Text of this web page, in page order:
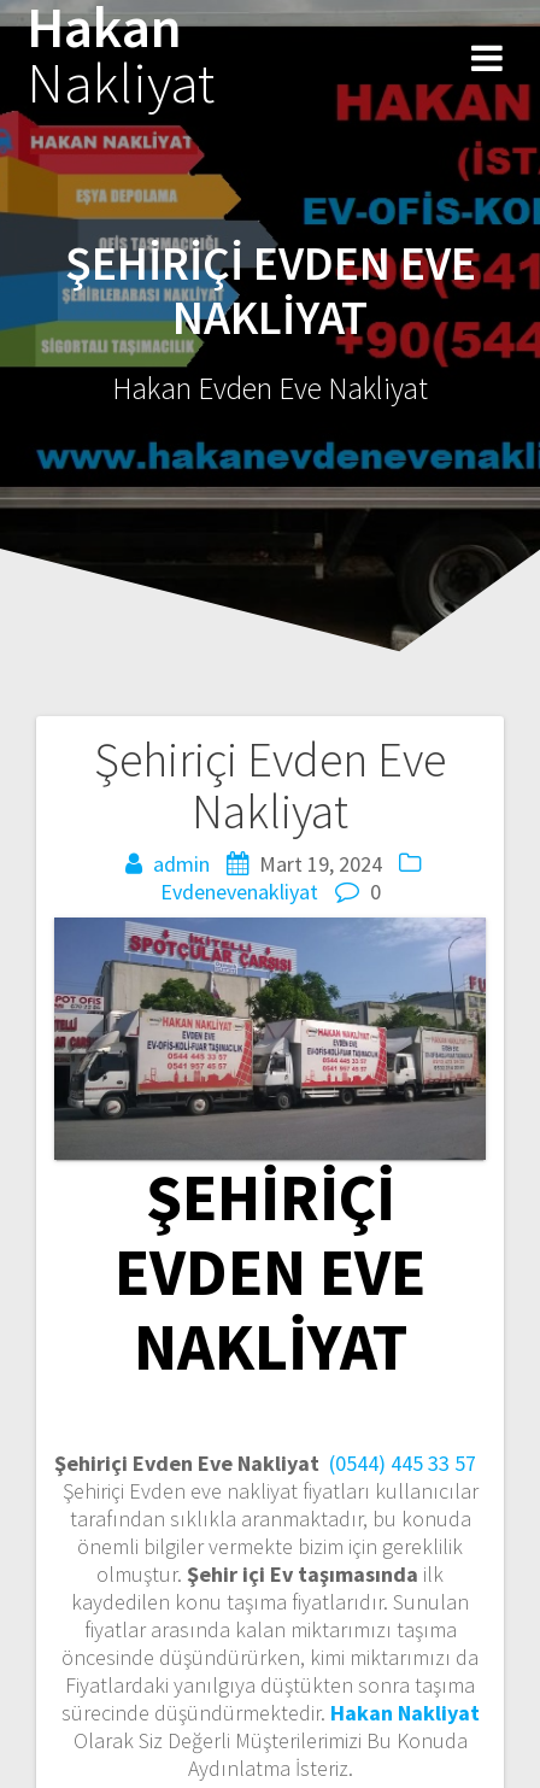
Skip
Hakan
Nakliyat
ŞEHIRIÇI EVDEN EVE
NAKLIYAT
Hakan Evden Eve Nakliyat
Şehiriçi Evden Eve
Nakliyat
admin
Mart 19, 2024
Evdenevenakliyat
0
ŞEHİRİÇİ
EVDEN EVE
NAKLİYAT
Şehiriçi Evden Eve Nakliyat (0544) 445 33 57
Şehiriçi Evden eve nakliyat fiyatları kullanıcılar
tarafından sıklıkla aranmaktadır, bu konuda
önemli bilgiler vermekte bizim için gereklilik
olmuştur. Şehir içi Ev taşımasında ilk
kaydedilen konu taşıma fiyatlarıdır. Sunulan
fiyatlar arasında kalan miktarımızı taşıma
öncesinde düşündürürken, kimi miktarımızı da
Fiyatlardaki yanılgıya düştükten sonra taşıma
sürecinde düşündürmektedir. Hakan Nakliyat
Olarak Siz Değerli Müşterilerimizi Bu Konuda
Aydınlatma İsteriz.
Yazı
gezinmesi